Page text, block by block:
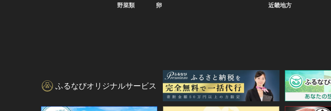
野菜類
卵
近畿地方
ふるなびオリジナルサービス